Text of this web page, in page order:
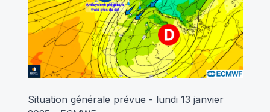
Situation générale prévue - lundi 13 janvier